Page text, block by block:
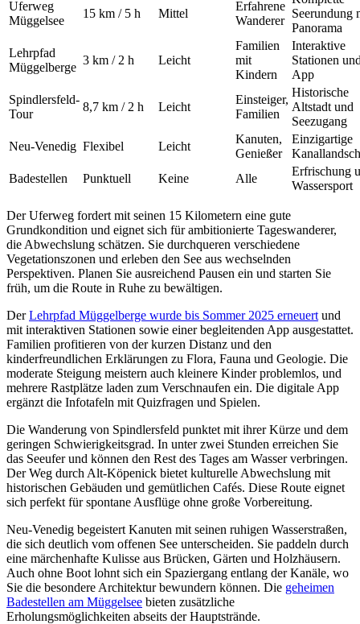
Uferweg
Müggelsee
15 km / 5 h Mittel
Erfahrene
Wanderer
Seerundung
Panorama
Lehrpfad
Müggelberge
3 km / 2 h Leicht
Familien
mit
Kindern
Interaktive
Stationen
App
Spindlersfeld-
Tour
8,7 km / 2 h Leicht
Einsteiger,
Familien
Historische
Altstadt und
Seezugang
Neu-Venedig Flexibel Leicht
Kanuten,
Genießer
Einzigartige
Badestellen
Punktuell Keine Alle
Erfrischung
Wassersport
Der Uferweg fordert mit seinen 15 Kilometern eine gute
Grundkondition und eignet sich für ambitionierte Tageswanderer,
die Abwechslung schätzen. Sie durchqueren verschiedene
Vegetationszonen und erleben den See aus wechselnden
Perspektiven. Planen Sie ausreichend Pausen ein und starten Sie
früh, um die Route in Ruhe zu bewältigen.
DerLehrpfad Müggelberge wurde bis Sommer 2025 erneuert und
mit interaktiven Stationen sowie einer begleitenden App ausgestattet.
Familien profitieren von der kurzen Distanz und den
kinderfreundlichen Erklärungen zu Flora, Fauna und Geologie. Die
moderate Steigung meistern auch kleinere Kinder problemlos, und
mehrere Rastplätze laden zum Verschnaufen ein. Die digitale App
ergänzt die Infotafeln mit Quizfragen und Spielen.
Die Wanderung von Spindlersfeld punktet mit ihrer Kürze und dem
geringen Schwierigkeitsgrad. In unter zwei Stunden erreichen Sie
das Seeufer und können den Rest des Tages am Wasser verbringen.
Der Weg durch Alt-Köpenick bietet kulturelle Abwechslung mit
historischen Gebäuden und gemütlichen Cafés. Diese Route eignet
sich perfekt für spontane Ausflüge ohne große Vorbereitung.
Neu-Venedig begeistert Kanuten mit seinen ruhigen Wasserstraßen,
die sich deutlich vom offenen See unterscheiden. Sie paddeln durch
eine märchenhafte Kulisse aus Brücken, Gärten und Holzhäusern.
Auch ohne Boot lohnt sich ein Spaziergang entlang der Kanäle, wo
Sie die besondere Architektur bewundern können. Die geheimen
Badestellen am Müggelsee bieten zusätzliche
Erholungsmöglichkeiten abseits der Hauptstrände.